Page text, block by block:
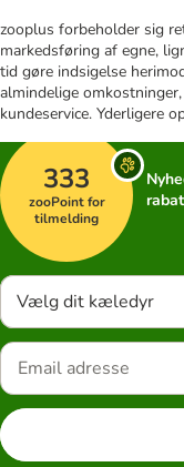
zooplus forbeholder sig
markedsføring af egne,
tid gøre indsigelse
almindelige
kundeservice. Yderligere
333
zooPoint for
tilmelding
Vælg dit kæledyr